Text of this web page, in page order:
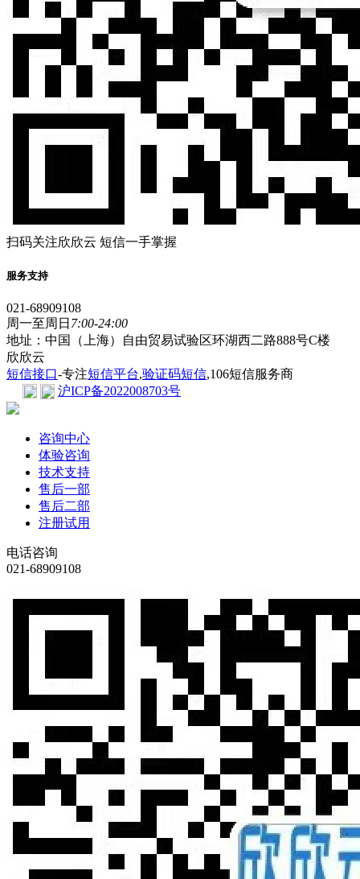
扫码关注欣欣云 短信一手掌握
服务支持
021-68909108
周一至周日 7:00-24:00
地址：中国（上海）自由贸易试验区环湖西二路888号C楼
欣欣云
短信接口-专注短信平台,验证码短信,106短信服务商
沪ICP备2022008703号
咨询中心
体验咨询
技术支持
售后一部
售后二部
注册试用
电话咨询
021-68909108